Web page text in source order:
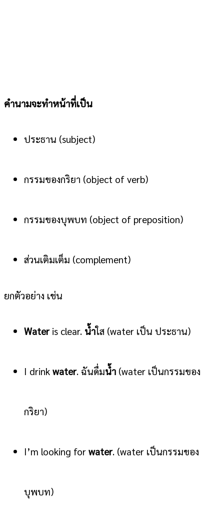
คำนามจะทำหน้าที่เป็น
ประธาน (subject)
กรรมของกริยา (object of verb)
กรรมของบุพบท (object of preposition)
ส่วนเติมเต็ม (complement)
ยกตัวอย่าง เช่น
Water is clear. น้ำใส (water เป็น ประธาน)
I drink water. ฉันดื่มน้ำ (water เป็นกรรมของ
กริยา)
I’m looking for water. (water เป็นกรรมของ
บุพบท)